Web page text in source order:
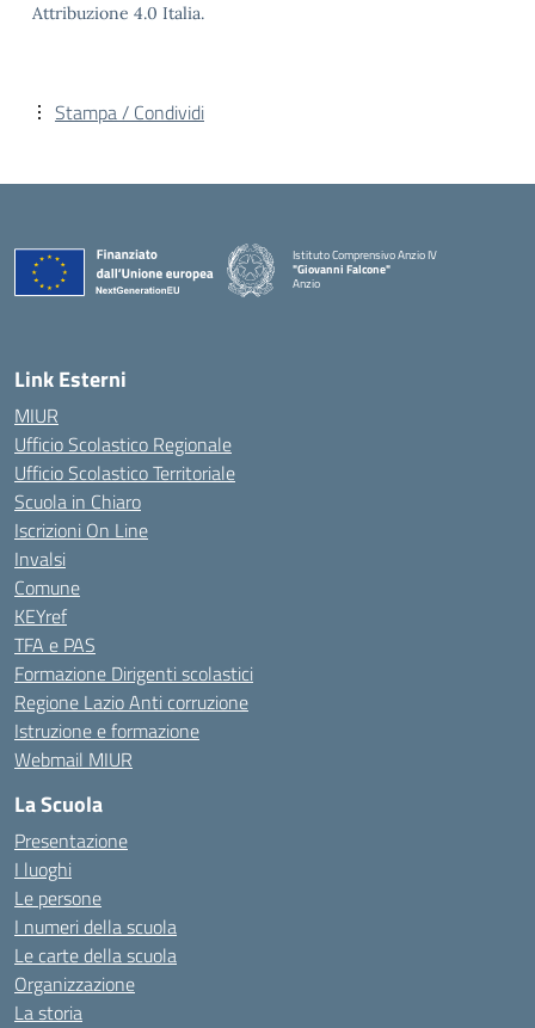
Attribuzione 4.0 Italia.
Stampa / Condividi
Istituto Comprensivo Anzio IV
"Giovanni Falcone"
Anzio
Link Esterni
MIUR
Ufficio Scolastico Regionale
Ufficio Scolastico Territoriale
Scuola in Chiaro
Iscrizioni On Line
Invalsi
Comune
KEYref
TFA e PAS
Formazione Dirigenti scolastici
Regione Lazio Anti corruzione
Istruzione e formazione
Webmail MIUR
La Scuola
Presentazione
I luoghi
Le persone
I numeri della scuola
Le carte della scuola
Organizzazione
La storia